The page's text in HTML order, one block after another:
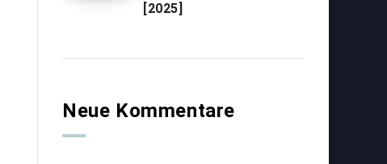
[2025]
Neue Kommentare